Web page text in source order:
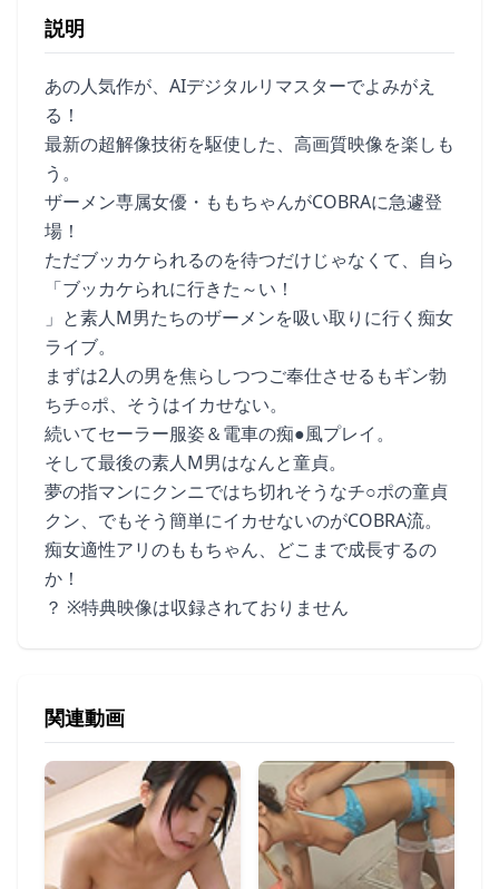
説明
あの人気作が、AIデジタルリマスターでよみがえ
る！
最新の超解像技術を駆使した、高画質映像を楽しも
う。
ザーメン専属女優・ももちゃんがCOBRAに急遽登
場！
ただブッカケられるのを待つだけじゃなくて、自ら
「ブッカケられに行きた～い！
」と素人M男たちのザーメンを吸い取りに行く痴女
ライブ。
まずは2人の男を焦らしつつご奉仕させるもギン勃
ちチ○ポ、そうはイカせない。
続いてセーラー服姿＆電車の痴●風プレイ。
そして最後の素人M男はなんと童貞。
夢の指マンにクンニではち切れそうなチ○ポの童貞
クン、でもそう簡単にイカせないのがCOBRA流。
痴女適性アリのももちゃん、どこまで成長するの
か！
？ ※特典映像は収録されておりません
関連動画